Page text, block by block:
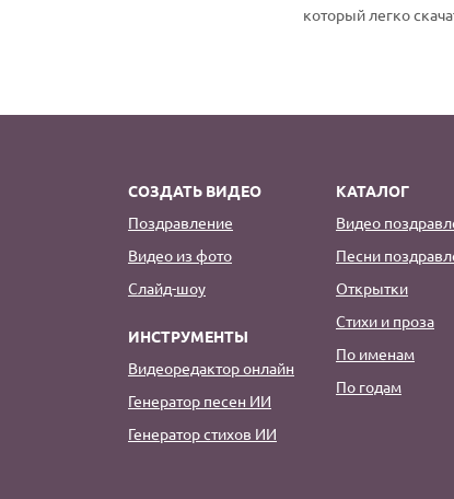
который легко
СОЗДАТЬ ВИДЕО
Поздравление
Видео из фото
Слайд-шоу
ИНСТРУМЕНТЫ
Видеоредактор онлайн
Генератор песен ИИ
Генератор стихов ИИ
КАТАЛОГ
Видео
Песни
Открытки
Стихи и проза
По именам
По годам